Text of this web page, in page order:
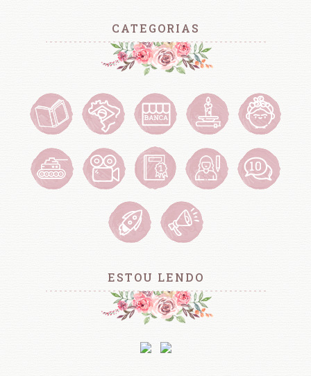
CATEGORIAS
ESTOU LENDO